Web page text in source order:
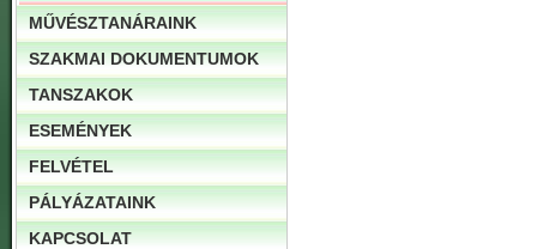
MŰVÉSZTANÁRAINK
SZAKMAI DOKUMENTUMOK
TANSZAKOK
ESEMÉNYEK
FELVÉTEL
PÁLYÁZATAINK
KAPCSOLAT